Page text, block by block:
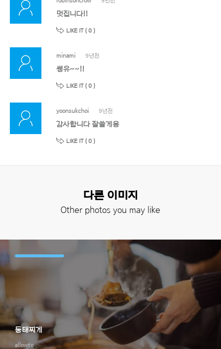
멋집니다!!
LIKE IT ( 0 )
minami 9년전
쌩유~~!!
LIKE IT ( 0 )
yoonsukchoi 9년전
감사합니다 잘쓸게용
LIKE IT ( 0 )
다른 이미지
Other photos you may like
allowto
동태찌게